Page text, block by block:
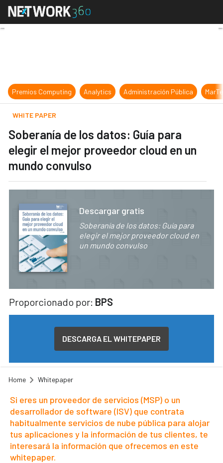
Soberanía de los datos: Guía para
Premios Computing Analytics Administración Pública
WHITE PAPER
Soberanía de los datos: Guía para
elegir el mejor proveedor cloud en un
mundo convulso
Descargar gratis
Soberanía de los datos: Guía para
elegir el mejor proveedor cloud en
un mundo convulso
Proporcionado por: BPS
DESCARGA EL WHITEPAPER
Home Whitepaper
Si eres un proveedor de servicios (MSP) o un
desarrollador de software (ISV) que contrata
habitualmente servicios de nube pública para alojar
tus aplicaciones y la información de tus clientes, te
interesará la información que ofrecemos en este
whitepaper.